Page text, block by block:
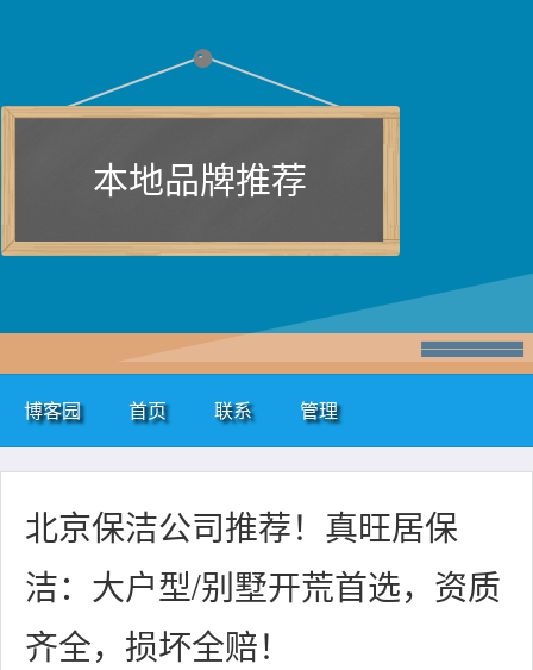
本地品牌推荐
博客园 首页 联系 管理
北京保洁公司推荐！真旺居保
洁：大户型/别墅开荒首选，资质
齐全，损坏全赔！